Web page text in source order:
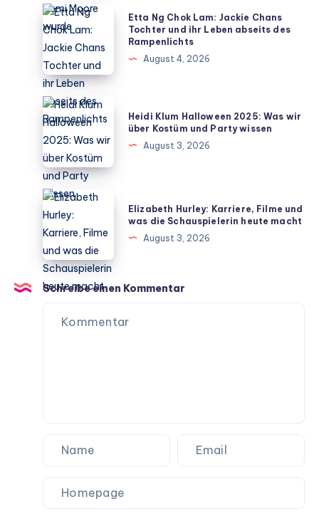
ersten
Ehemann
von
Demi
Moore
wurde
Etta
Ng
Chok
Lam:
Jackie
Chans
Tochter
und
ihr
Leben
abseits
Rampenlichts
Etta Ng Chok Lam: Jackie Chans
Tochter und ihr Leben abseits des
Rampenlichts
August 4, 2026
Heidi
Klum
Halloween
2025:
Was
wir
über
Kostüm
und
Party
wissen
Heidi Klum Halloween 2025: Was wir
über Kostüm und Party wissen
August 3, 2026
Elizabeth
Hurley:
Karriere,
Filme
und
was
die
Schauspielerin
Elizabeth Hurley: Karriere, Filme und
was die Schauspielerin heute macht
August 3, 2026
Schreibe einen Kommentar